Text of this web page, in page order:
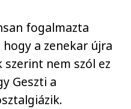
fogalmazta
a zenekar újra
szerint nem szól ez
Geszti a